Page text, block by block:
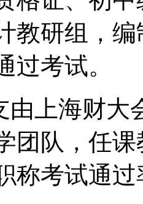
教研组，
过考试。
由上海财大
团队，任
称考试通